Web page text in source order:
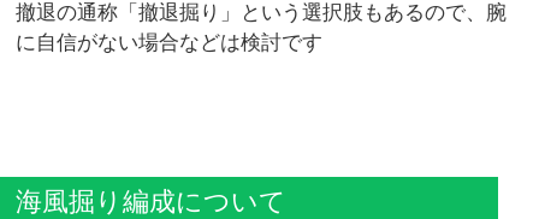
撤退の通称「撤退掘り」という選択肢もあるので、腕
に自信がない場合などは検討です
海風掘り編成について